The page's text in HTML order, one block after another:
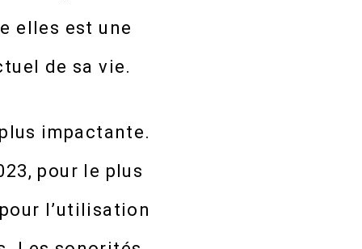
elles est une
de sa vie.
impactante.
pour le plus
l’utilisation